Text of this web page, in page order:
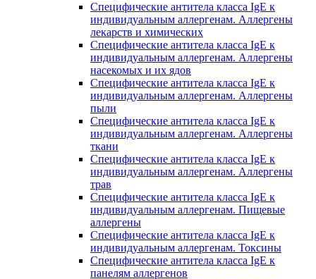
Специфические антитела класса IgE к
индивидуальным аллергенам. Аллергены
лекарств и химических
Специфические антитела класса IgE к
индивидуальным аллергенам. Аллергены
насекомых и их ядов
Специфические антитела класса IgE к
индивидуальным аллергенам. Аллергены
пыли
Специфические антитела класса IgE к
индивидуальным аллергенам. Аллергены
ткани
Специфические антитела класса IgE к
индивидуальным аллергенам. Аллергены
трав
Специфические антитела класса IgE к
индивидуальным аллергенам. Пищевые
аллергены
Специфические антитела класса IgE к
индивидуальным аллергенам. Токсины
Специфические антитела класса IgE к
панелям аллергенов